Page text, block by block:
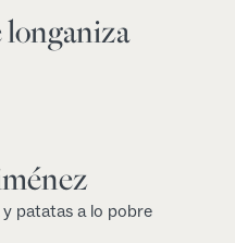
patatas a lo pobre